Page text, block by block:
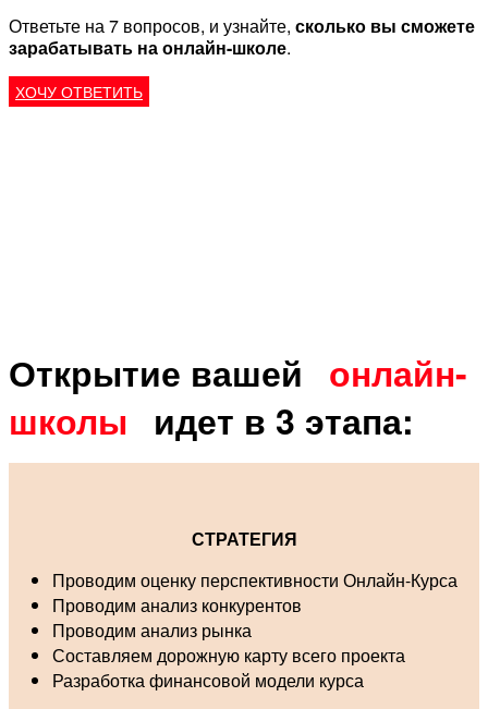
Ответьте на 7 вопросов, и узнайте, сколько вы сможете
зарабатывать на онлайн-школе.
ХОЧУ ОТВЕТИТЬ
Открытие вашей онлайн-
школы идет в 3 этапа:
СТРАТЕГИЯ
Проводим оценку перспективности Онлайн-Курса
Проводим анализ конкурентов
Проводим анализ рынка
Составляем дорожную карту всего проекта
Разработка финансовой модели курса